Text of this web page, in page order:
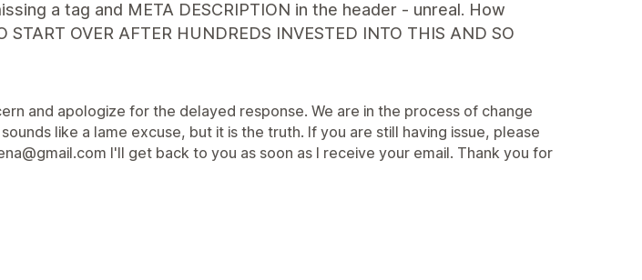
a tag and META DESCRIPTION in the header - unreal. How
OVER AFTER HUNDREDS INVESTED INTO THIS AND SO
and apologize for the delayed response. We are in the process of change
like a lame excuse, but it is the truth. If you are still having issue, please
I'll get back to you as soon as I receive your email. Thank you for